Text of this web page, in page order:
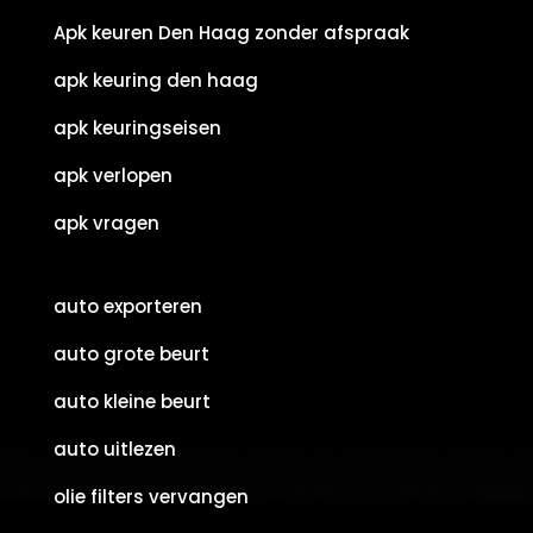
Apk keuren Den Haag zonder afspraak
apk keuring den haag
apk keuringseisen
apk verlopen
apk vragen
auto exporteren
auto grote beurt
auto kleine beurt
auto uitlezen
olie filters vervangen